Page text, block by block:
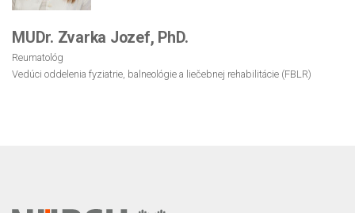
MUDr. Zvarka Jozef, PhD.
Reumatológ
Vedúci oddelenia fyziatrie, balneológie a liečebnej rehabilitácie (FBLR)